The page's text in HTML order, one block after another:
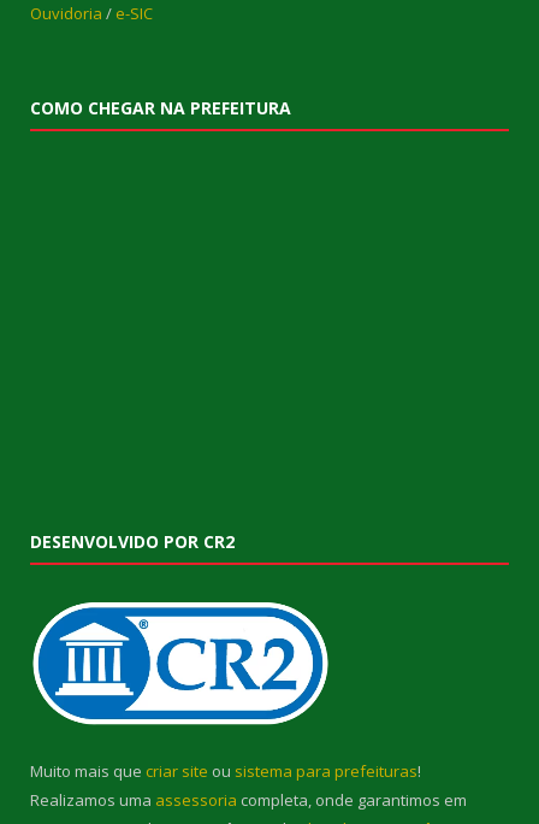
Ouvidoria / e-SIC
COMO CHEGAR NA PREFEITURA
DESENVOLVIDO POR CR2
Muito mais que criar site ou sistema para prefeituras!
Realizamos uma assessoria completa, onde garantimos em